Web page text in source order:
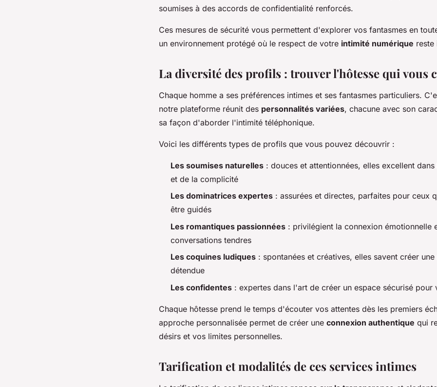
soumises à des accords de confidentialité renforcés.
Ces mesures de sécurité vous permettent d'explorer vos fantasmes en
un environnement protégé où le respect de votre intimité numérique reste
La diversité des profils : trouver l'hôtesse qui vous
Chaque homme a ses préférences intimes et ses fantasmes particuliers.
notre plateforme réunit des personnalités variées, chacune avec son
sa façon d'aborder l'intimité téléphonique.
Voici les différents types de profils que vous pouvez découvrir :
Les soumises naturelles : douces et attentionnées, elles excellent
et de la complicité
Les dominatrices expertes : assurées et directes, parfaites pour ceux
être guidés
Les romantiques passionnées : privilégient la connexion émotionnelle
conversations tendres
Les coquines ludiques : spontanées et créatives, elles savent créer
détendue
Les confidentes : expertes dans l'art de créer un espace sécurisé pour
Chaque hôtesse prend le temps d'écouter vos attentes dès les premiers
approche personnalisée permet de créer une connexion authentique qui
désirs et vos limites personnelles.
Tarification et modalités de ces services intimes